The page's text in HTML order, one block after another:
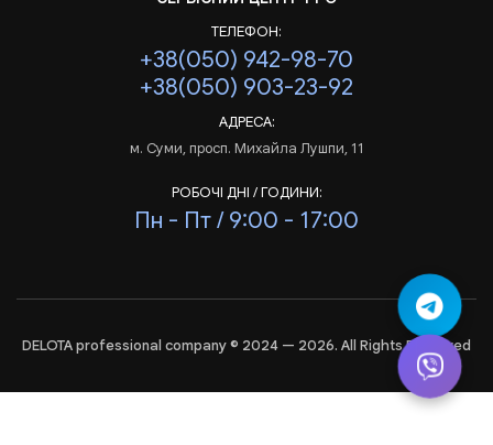
ТЕЛЕФОН:
+38(050) 942-98-70
+38(050) 903-23-92
АДРЕСА:
м. Суми, просп. Михайла Лушпи, 11
РОБОЧІ ДНІ / ГОДИНИ:
Пн - Пт / 9:00 - 17:00
DELOTA professional company © 2024 — 2026. All Rights Reserved